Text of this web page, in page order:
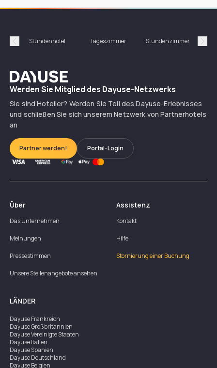
Précédent
Stundenhotel Tageszimmer Stundenzimmer
Dayuse
Werden Sie Mitglied des Dayuse-Netzwerks
Sie sind Hotelier? Werden Sie Teil des Dayuse-Erlebnisses
und schließen Sie sich unserem Netzwerk von Partnerhotels
an
Partner werden! Portal-Login
Über
Das Unternehmen
Meinungen
Pressestimmen
Unsere Stellenangebote ansehen
Assistenz
Kontakt
Hilfe
Stornierung einer Buchung
LÄNDER
DayuseFrankreich
DayuseGroßbritannien
DayuseVereinigte Staaten
DayuseItalien
DayuseSpanien
DayuseDeutschland
DayuseBelgien